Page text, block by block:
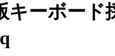
キーボード